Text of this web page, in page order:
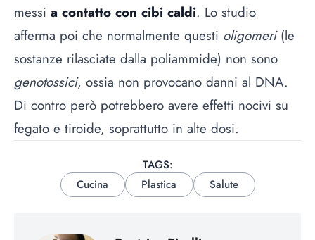
messi a contatto con cibi caldi. Lo studio
afferma poi che normalmente questi oligomeri(le
sostanze rilasciate dalla poliammide) non sono
genotossici, ossia non provocano danni al DNA.
Di contro però potrebbero avere effetti nocivi su
fegato e tiroide, soprattutto in alte dosi.
TAGS:
Cucina
Plastica Salute